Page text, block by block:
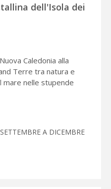
dell'Isola dei
Caledonia alla
Terre tra natura e
mare nelle stupende
A DICEMBRE